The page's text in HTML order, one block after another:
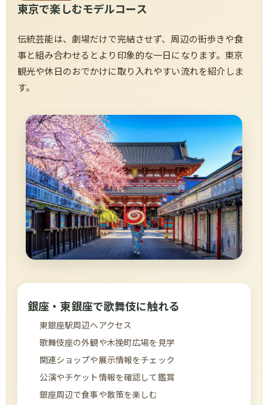
東京で楽しむモデルコース
伝統芸能は、劇場だけで完結させず、周辺の街歩きや食
事と組み合わせるとより印象的な一日になります。東京
観光や休日のおでかけに取り入れやすい流れを紹介しま
す。
銀座・東銀座で歌舞伎に触れる
東銀座駅周辺へアクセス
歌舞伎座の外観や木挽町広場を見学
関連ショップや展示情報をチェック
公演やチケット情報を確認して鑑賞
銀座周辺で食事や散策を楽しむ